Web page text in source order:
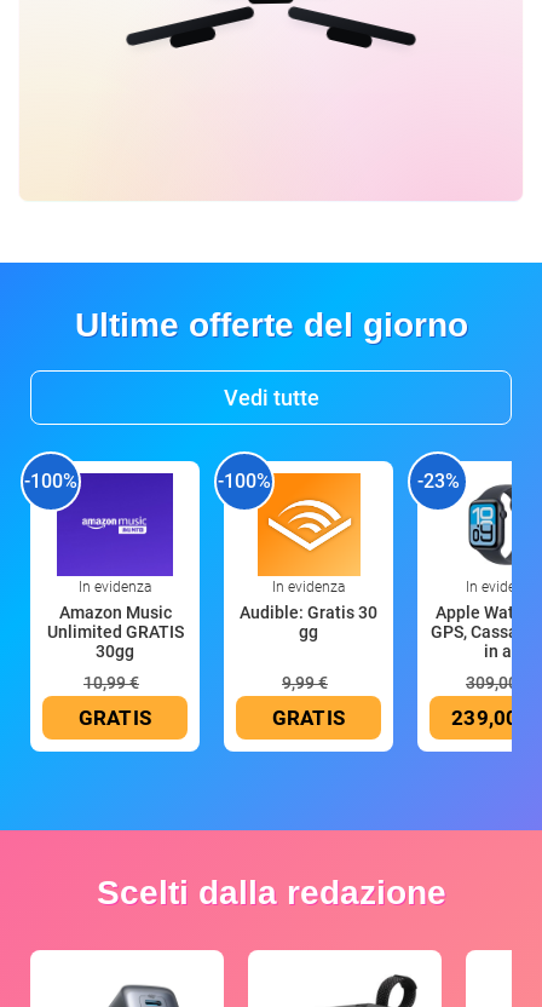
Ultime offerte del giorno
Vedi tutte
-100%
In evidenza
Amazon Music
Unlimited GRATIS
30gg
10,99 €
GRATIS
-100%
In evidenza
Audible: Gratis 30
gg
9,99 €
GRATIS
-23%
In evidenza
Apple Watch
GPS, Cassa
in all
309,00 €
239,00 €
Scelti dalla redazione